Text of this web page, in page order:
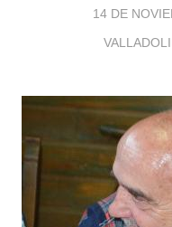
14 DE